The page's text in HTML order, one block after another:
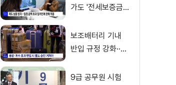
가도 '전세보증금'
보조배터리 기내
반입 규정 강화··
9급 공무원 시험